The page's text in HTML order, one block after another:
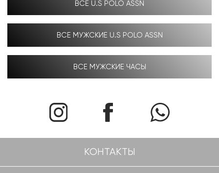
ВСЕ U.S POLO ASSN
ВСЕ МУЖСКИЕ U.S POLO ASSN
ВСЕ МУЖСКИЕ ЧАСЫ
КОНТАКТЫ